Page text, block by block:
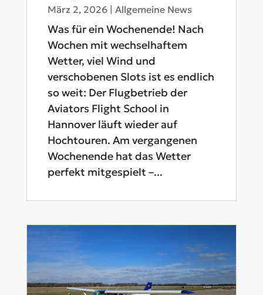
März 2, 2026| Allgemeine News
Was für ein Wochenende! Nach
Wochen mit wechselhaftem
Wetter, viel Wind und
verschobenen Slots ist es endlich
so weit: Der Flugbetrieb der
Aviators Flight School in
Hannover läuft wieder auf
Hochtouren. Am vergangenen
Wochenende hat das Wetter
perfekt mitgespielt –...